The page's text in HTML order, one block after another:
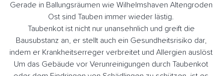
Gerade in Ballungsräumen wie Wilhelmshaven Altengroden
Ost sind Tauben immer wieder lästig.
Taubenkot ist nicht nur unansehnlich und greift die
Bausubstanz an, er stellt auch ein Gesundheitsrisiko dar,
indem er Krankheitserreger verbreitet und Allergien auslöst
Um das Gebäude vor Verunreinigungen durch Taubenkot